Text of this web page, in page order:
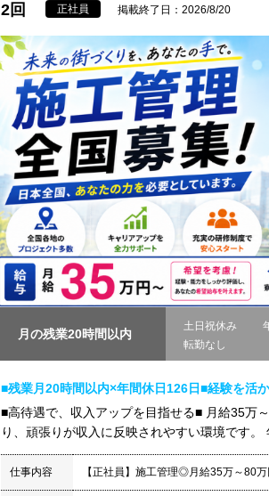
2回
正社員 掲載終了日：2026/8/20
月の残業20時間以内
土日祝休み
転勤なし
■残業月20時間以内×年間休日126日■経験を活
■高待遇で、収入アップを目指せる■ 月給35万
り、頑張りが収入に反映されやすい環境です
仕事内容 【正社員】施工管理◎月給35万～80